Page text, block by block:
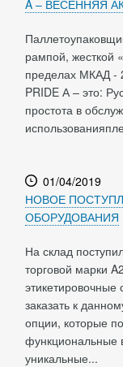
A – ВЕСЕННЯЯ
рампой, жесткой
пределах МКАД -
PRIDE А – это:
простота в
01/04/2019
НОВОЕ
ОБОРУДОВАНИЯ
На склад
торговой марки
заказать к
опции, которые
функциональные
уникальные...